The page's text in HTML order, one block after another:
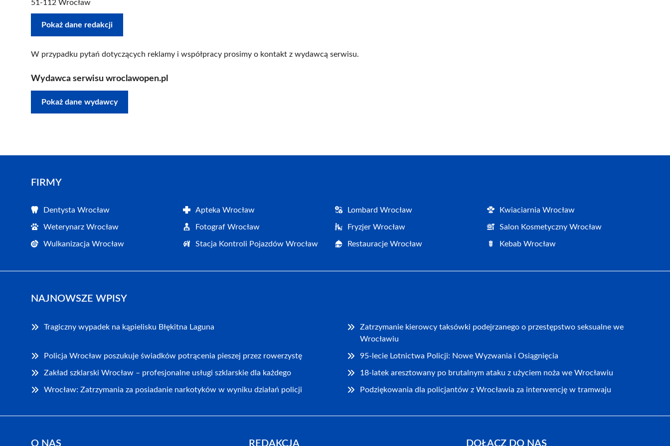
51-112 Wrocław
Pokaż dane redakcji
W przypadku pytań dotyczących reklamy i współpracy prosimy o kontakt z wydawcą serwisu.
Wydawca serwisu wroclawopen.pl
Pokaż dane wydawcy
FIRMY
Dentysta Wrocław Apteka Wrocław Lombard Wrocław Kwiaciarnia Wrocław
Weterynarz Wrocław Fotograf Wrocław Fryzjer Wrocław Salon Kosmetyczny Wrocław
Wulkanizacja Wrocław Stacja Kontroli Pojazdów Wrocław Restauracje Wrocław Kebab Wrocław
NAJNOWSZE WPISY
Tragiczny wypadek na kąpielisku Błękitna Laguna
Zatrzymanie kierowcy taksówki podejrzanego o przestępstwo seksualne we
Wrocławiu
Policja Wrocław poszukuje świadków potrącenia pieszej przez rowerzystę 95-lecie Lotnictwa Policji: Nowe Wyzwania i Osiągnięcia
Zakład szklarski Wrocław – profesjonalne usługi szklarskie dla każdego 18-latek aresztowany po brutalnym ataku z użyciem noża we Wrocławiu
Wrocław: Zatrzymania za posiadanie narkotyków w wyniku działań policji Podziękowania dla policjantów z Wrocławia za interwencję w tramwaju
O NAS REDAKCJA DOŁĄCZ DO NAS